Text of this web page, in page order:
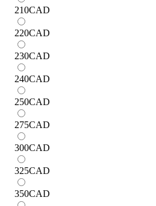
210CAD
220CAD
230CAD
240CAD
250CAD
275CAD
300CAD
325CAD
350CAD